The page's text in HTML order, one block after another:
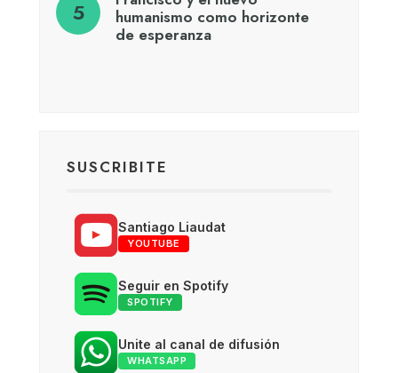
humanismo como horizonte
de esperanza
SUSCRIBITE
Santiago Liaudat
YOUTUBE
Seguir en Spotify
SPOTIFY
Unite al canal de difusión
WHATSAPP